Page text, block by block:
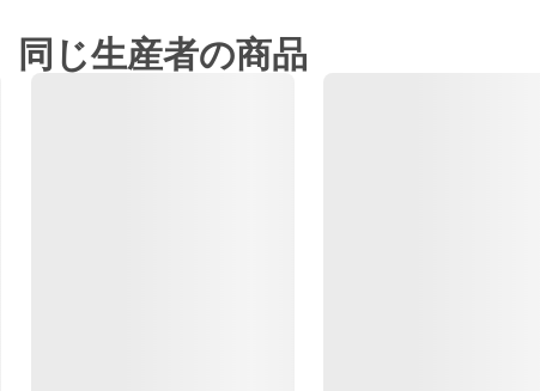
同じ生産者の商品